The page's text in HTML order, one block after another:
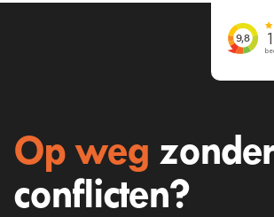
Op weg zonder
conflicten?